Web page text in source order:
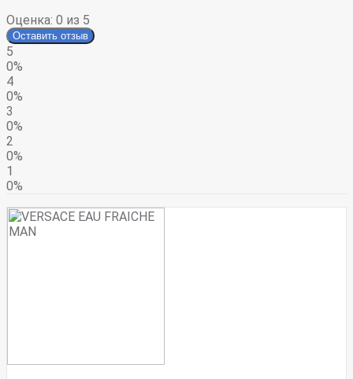
Оценка: 0 из 5
Оставить отзыв
5
0%
4
0%
3
0%
2
0%
1
0%